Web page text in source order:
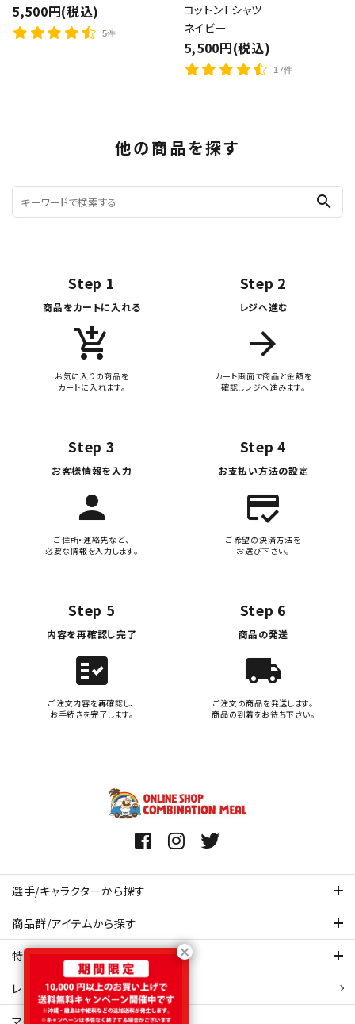
5,500円(税込)
5件
コットンTシャツ
ネイビー
5,500円(税込)
17件
他の商品を探す
search
Step 1
商品をカートに入れる
add_shopping_cart
お気に入りの商品を
カートに入れます。
Step 2
レジへ進む
arrow_forward
カート画面で商品と金額を
確認しレジへ進みます。
Step 3
お客様情報を入力
person
ご住所・連絡先など、
必要な情報を入力します。
Step 4
お支払い方法の設定
credit_score
ご希望の決済方法を
お選び下さい。
Step 5
内容を再確認し完了
fact_check
ご注文内容を再確認し、
お手続きを完了します。
Step 6
商品の発送
local_shipping
ご注文の商品を発送します。
商品の到着をお待ち下さい。
選手/キャラクターから探す
商品群/アイテムから探す
特集ページを見てみる
レビュー・口コミ 一覧ページ